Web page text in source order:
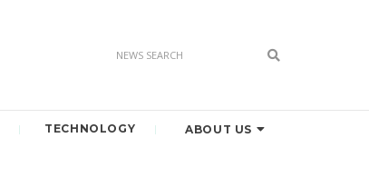
TECHNOLOGY ABOUT US